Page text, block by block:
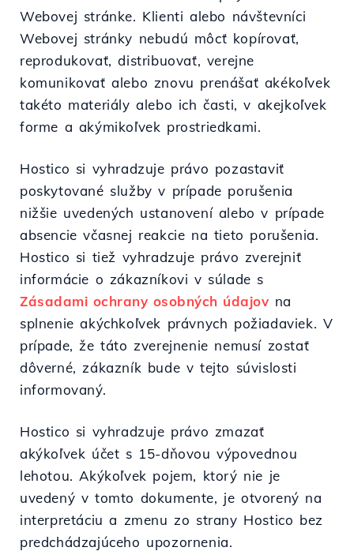
Webovej stránke. Klienti alebo návštevníci
Webovej stránky nebudú môcť kopírovať,
reprodukovať, distribuovať, verejne
komunikovať alebo znovu prenášať akékoľvek
takéto materiály alebo ich časti, v akejkoľvek
forme a akýmikoľvek prostriedkami.
Hostico si vyhradzuje právo pozastaviť
poskytované služby v prípade porušenia
nižšie uvedených ustanovení alebo v prípade
absencie včasnej reakcie na tieto porušenia.
Hostico si tiež vyhradzuje právo zverejniť
informácie o zákazníkovi v súlade s
Zásadami ochrany osobných údajov na
splnenie akýchkoľvek právnych požiadaviek. V
prípade, že táto zverejnenie nemusí zostať
dôverné, zákazník bude v tejto súvislosti
informovaný.
Hostico si vyhradzuje právo zmazať
akýkoľvek účet s 15-dňovou výpovednou
lehotou. Akýkoľvek pojem, ktorý nie je
uvedený v tomto dokumente, je otvorený na
interpretáciu a zmenu zo strany Hostico bez
predchádzajúceho upozornenia.